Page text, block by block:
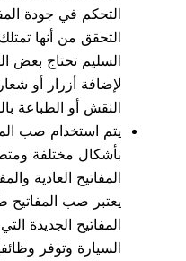
التحكم في جودة
التحقق من أنها
السليم تحتاج بعض
لإضافة أزرار أو
النقش أو الطباعة
يتم استخدام صب
بأشكال مختلفة
المفاتيح العادية
يعتبر صب المفاتيح
المفاتيح الجديدة
السيارة وتوفر